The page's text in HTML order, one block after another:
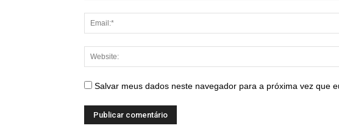
Salvar meus dados neste navegador para a próxima vez que